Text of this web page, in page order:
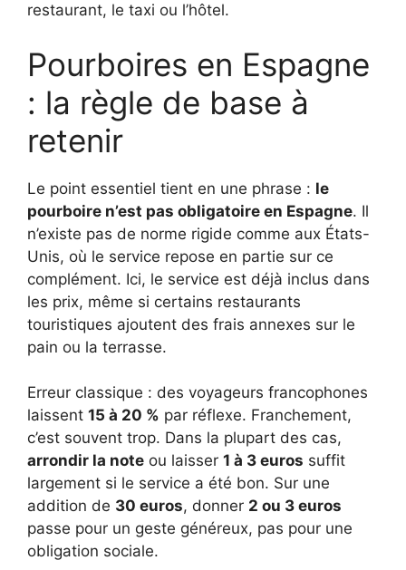
restaurant, le taxi ou l’hôtel.
Pourboires en Espagne
: la règle de base à
retenir
Le point essentiel tient en une phrase : le
pourboire n’est pas obligatoire en Espagne. Il
n’existe pas de norme rigide comme aux États-
Unis, où le service repose en partie sur ce
complément. Ici, le service est déjà inclus dans
les prix, même si certains restaurants
touristiques ajoutent des frais annexes sur le
pain ou la terrasse.
Erreur classique : des voyageurs francophones
laissent 15 à 20 % par réflexe. Franchement,
c’est souvent trop. Dans la plupart des cas,
arrondir la note ou laisser 1 à 3 euros suffit
largement si le service a été bon. Sur une
addition de 30 euros, donner 2 ou 3 euros
passe pour un geste généreux, pas pour une
obligation sociale.